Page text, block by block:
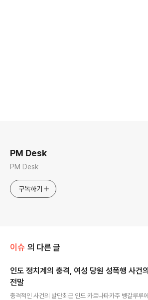
PM Desk
PM Desk
구독하기
이슈 의 다른 글
인도 정치계의 충격, 여성 당원 성폭행 사건의
전말
충격적인 사건의 발단최근 인도 카르나타카주 벵갈루루에